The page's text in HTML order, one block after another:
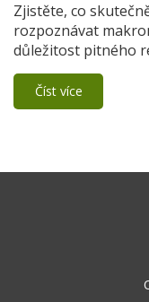
Zjistěte, co
rozpoznávat
důležitost pitného
Číst více